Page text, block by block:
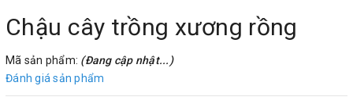
Chậu cây trồng xương rồng
Mã sản phẩm: (Đang cập nhật...)
Đánh giá sản phẩm